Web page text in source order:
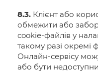
8.3. Клієнт або
обмежити або
cookie-файлів у
такому разі окремі
Онлайн-сервісу
або бути